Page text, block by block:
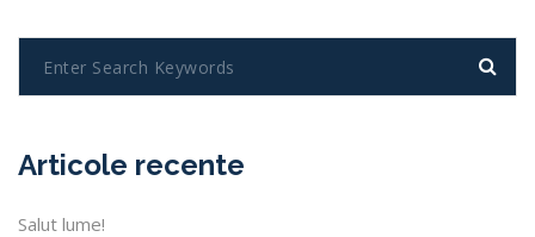
Articole recente
Salut lume!